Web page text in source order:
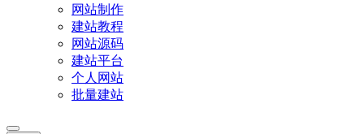
网站制作
建站教程
网站源码
建站平台
个人网站
批量建站